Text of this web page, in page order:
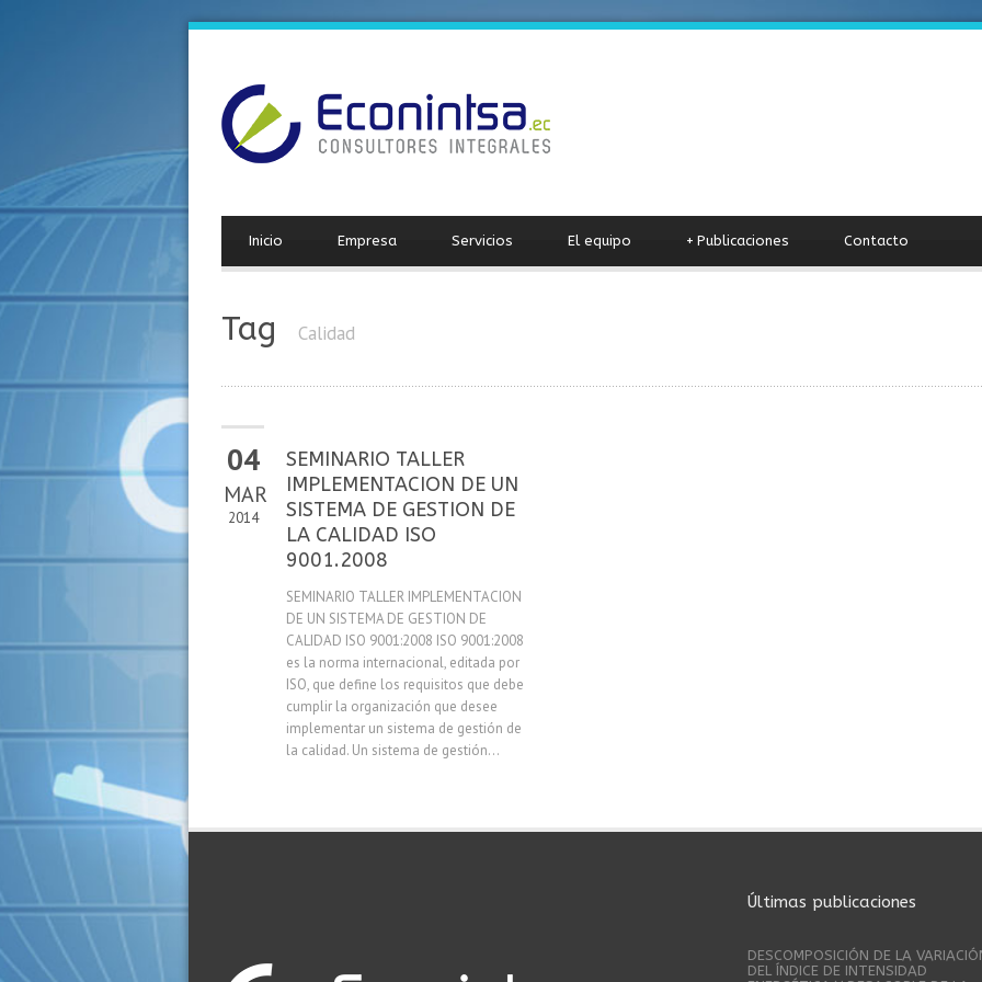
Inicio Empresa Servicios El equipo Publicaciones
+ Contacto
Tag Calidad
04
MAR
2014
SEMINARIO TALLER
IMPLEMENTACION DE UN
SISTEMA DE GESTION DE
LA CALIDAD ISO
9001.2008
SEMINARIO TALLER IMPLEMENTACION
DE UN SISTEMA DE GESTION DE
CALIDAD ISO 9001:2008 ISO 9001:2008
es la norma internacional, editada por
ISO, que define los requisitos que debe
cumplir la organización que desee
implementar un sistema de gestión de
la calidad. Un sistema de gestión...
Últimas publicaciones
DESCOMPOSICIÓN DE LA
DEL ÍNDICE DE INTENSIDAD